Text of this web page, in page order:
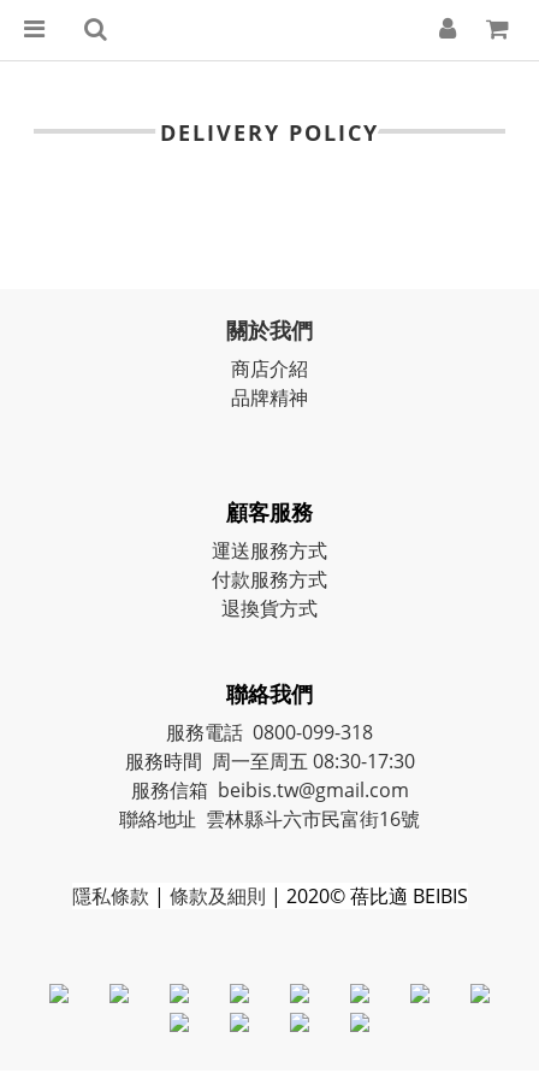
DELIVERY POLICY
關於我們
商店介紹
品牌精神
顧客服務
運送服務方式
付款服務方式
退換貨方式
聯絡我們
服務電話 0800-099-318
服務時間 周一至周五 08:30-17:30
服務信箱 beibis.tw@gmail.com
聯絡地址 雲林縣斗六市民富街16號
隱私條款 | 條款及細則 | 2020© 蓓比適 BEIBIS